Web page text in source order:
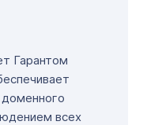
Гарантом
всех